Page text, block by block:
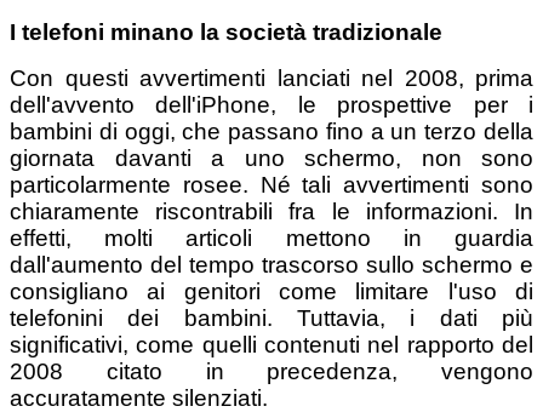
I telefoni minano la società tradizionale
Con questi avvertimenti lanciati nel 2008, prima
dell'avvento dell'iPhone, le prospettive per i
bambini di oggi, che passano fino a un terzo della
giornata davanti a uno schermo, non sono
particolarmente rosee. Né tali avvertimenti sono
chiaramente riscontrabili fra le informazioni. In
effetti, molti articoli mettono in guardia
dall'aumento del tempo trascorso sullo schermo e
consigliano ai genitori come limitare l'uso di
telefonini dei bambini. Tuttavia, i dati più
significativi, come quelli contenuti nel rapporto del
2008 citato in precedenza, vengono
accuratamente silenziati.